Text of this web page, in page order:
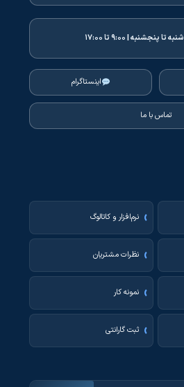
شنبه تا پنجشنبه | ۹:۰۰ تا ۱۷:۰۰
اینستاگرام
تماس با ما
نرم‌افزار و کاتالوگ
نظرات مشتریان
نمونه کار
ثبت گارانتی